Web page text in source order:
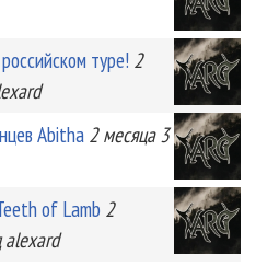
туре! 2
Abitha 2 месяца 3
of Lamb 2
alexard